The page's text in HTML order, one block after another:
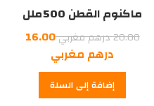
ماكنوم القطن 500ملل
20.00درهم مغربيالسعر
الأصلي
هو:
20.00
16.00
درهم مغربي
الحالي
هو:إضافة إلى السلة